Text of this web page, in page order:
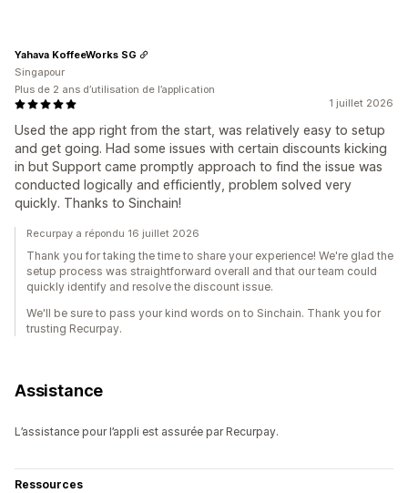
1 juillet 2026
Used the app right from the start, was relatively easy to setup
and get going. Had some issues with certain discounts kicking
in but Support came promptly approach to find the issue was
conducted logically and efficiently, problem solved very
quickly. Thanks to Sinchain!
Yahava KoffeeWorks SG
Singapour
Plus de 2 ans d’utilisation de l’application
Recurpay a répondu 16 juillet 2026
Thank you for taking the time to share your experience! We're glad the
setup process was straightforward overall and that our team could
quickly identify and resolve the discount issue.
We'll be sure to pass your kind words on to Sinchain. Thank you for
trusting Recurpay.
Assistance
L’assistance pour l’appli est assurée par Recurpay.
Ressources